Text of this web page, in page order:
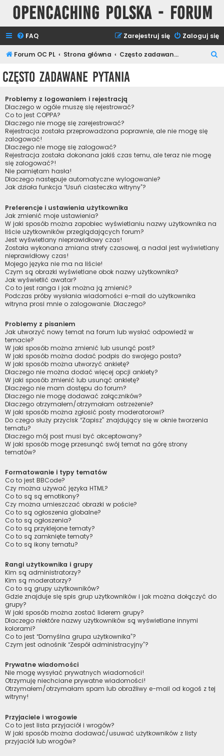
Opencaching Polska - Forum
FAQ Zaloguj się
Zarejestruj się
Forum OC PL Strona główna Często zadawane pytania
Często zadawane pytania
Problemy z logowaniem i rejestracją
Dlaczego w ogóle muszę się rejestrować?
Co to jest COPPA?
Dlaczego nie mogę się zarejestrować?
Rejestracja została przeprowadzona poprawnie, ale nie mogę się
zalogować!
Dlaczego nie mogę się zalogować?
Rejestracja została dokonana jakiś czas temu, ale teraz nie mogę
się zalogować?!
Nie pamiętam hasła!
Dlaczego następuje automatyczne wylogowanie?
Jak działa funkcja “Usuń ciasteczka witryny”?
Preferencje i ustawienia użytkownika
Jak zmienić moje ustawienia?
W jaki sposób można zapobiec wyświetlaniu nazwy użytkownika na
liście użytkowników przeglądających forum?
Jest wyświetlany nieprawidłowy czas!
Została wykonana zmiana strefy czasowej, a nadal jest wyświetlany
nieprawidłowy czas!
Mojego języka nie ma na liście!
Czym są obrazki wyświetlane obok nazwy użytkownika?
Jak wyświetlić awatar?
Co to jest ranga i jak można ją zmienić?
Podczas próby wysłania wiadomości e-mail do użytkownika
witryna prosi mnie o zalogowanie. Dlaczego?
Problemy z pisaniem
Jak utworzyć nowy temat na forum lub wysłać odpowiedź w
temacie?
W jaki sposób można zmienić lub usunąć post?
W jaki sposób można dodać podpis do swojego posta?
W jaki sposób można utworzyć ankietę?
Dlaczego nie można dodać więcej opcji ankiety?
W jaki sposób zmienić lub usunąć ankietę?
Dlaczego nie mam dostępu do forum?
Dlaczego nie mogę dodawać załączników?
Dlaczego otrzymałem/otrzymałam ostrzeżenie?
W jaki sposób można zgłosić posty moderatorowi?
Do czego służy przycisk “Zapisz” znajdujący się w oknie tworzenia
tematu?
Dlaczego mój post musi być akceptowany?
W jaki sposób mogę przesunąć swój temat na górę strony
tematów?
Formatowanie i typy tematów
Co to jest BBCode?
Czy można używać języka HTML?
Co to są są emotikony?
Czy można umieszczać obrazki w poście?
Co to są ogłoszenia globalne?
Co to są ogłoszenia?
Co to są przyklejone tematy?
Co to są zamknięte tematy?
Co to są ikony tematu?
Rangi użytkownika i grupy
Kim są administratorzy?
Kim są moderatorzy?
Co to są grupy użytkowników?
Gdzie znajduje się spis grup użytkowników i jak można dołączyć do
grupy?
W jaki sposób można zostać liderem grupy?
Dlaczego niektóre nazwy użytkowników są wyświetlane innymi
kolorami?
Co to jest “Domyślna grupa użytkownika”?
Czym jest odnośnik “Zespół administracyjny”?
Prywatne wiadomości
Nie mogę wysyłać prywatnych wiadomości!
Otrzymuję niechciane prywatne wiadomości!
Otrzymałem/otrzymałam spam lub obraźliwy e-mail od kogoś z tej
witryny!
Przyjaciele i wrogowie
Co to jest lista przyjaciół i wrogów?
W jaki sposób można dodawać/usuwać użytkowników z listy
przyjaciół lub wrogów?